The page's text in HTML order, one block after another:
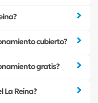
cubierto?
gratis?
La Reina?